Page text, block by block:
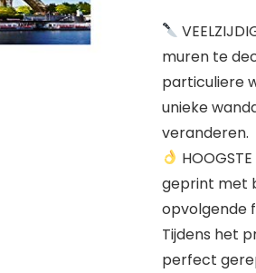
muren te
particuliere
unieke
veranderen.
geprint met
opvolgende
Tijdens het
perfect